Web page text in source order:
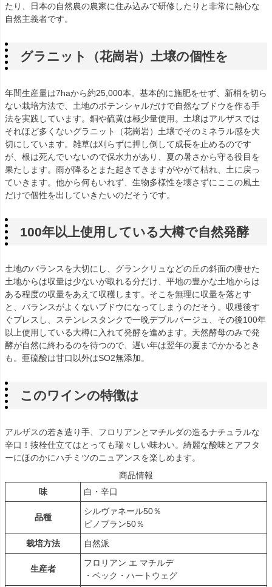
たり、日本の自然農の農家に住み込みで研修したりと非常に熱心な
自然主義者です。
グラニット（花崗岩）土壌の個性を
年間生産量は7haから約25,000本。基本的に施肥をせず、新梢を切ら
ない栽培方法で、土地のポテンシャルだけで自然なブドウを作る手
法を実践しています。銅や硫黄は極少量使用。土壌はアルザスでは
それほど多くないグラニット（花崗岩）土壌でそのミネラル感を大
切にしています。雑草は刈らずに押し倒して成長を止めるのです
が、根は死んでいないので保水力があり、夏の暑さから守る役目を
果たします。雨が降るとまた起きてきますがやがて枯れ、土に戻っ
ていきます。他から何もいれず、生物多様性を壊さずにここの風土
だけで個性を出していきたいのだそうです。
100年以上使用している大樽で自然発酵
土地のバランスを大切にし、グランクリュなどの丘の斜面の痩せた
土地からは収量は少ないが取れる分だけ、平地の豊かな土地からは
ある程度の収量をあえて収穫します。そこを無理に収量を落とす
と、バランスがよくないブドウになってしまうのだそう。収穫後す
ぐプレスし、ステンレスタンクで一晩デブルバージュ、その後100年
以上使用している大樽に入れて発酵を進めます。天然酵母のみで発
酵が自然に終わるのを待つので、遅い年は翌年の夏までかかるとき
も。亜硫酸は甘口以外はSO2無添加。
このワインの特徴は
アルザスの若き造り手、フロリアンとマチルダの造るナチュラルな
辛口！抜栓仕立てはとっても瑞々しい味わい。綺麗な酸味とアフタ
ーにほのかにハチミツのニュアンスを楽しめます。
商品情報
味
白・辛口
品種
シルヴァネール50％
ピノブラン50％
栽培方法
自然派
生産者
フロリアン エ マチルデ
・ベック・ハートウェグ